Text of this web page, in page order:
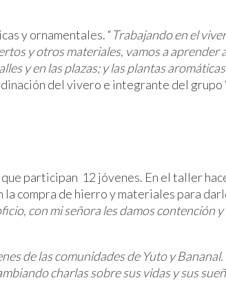
y ornamentales. “Trabajando en el
y otros materiales, vamos a aprender
y en las plazas; y las plantas
del vivero e integrante del grupo
participan 12 jóvenes. En el taller
compra de hierro y materiales para
con mi señora les damos contención
de las comunidades de Yuto y
charlas sobre sus vidas y sus